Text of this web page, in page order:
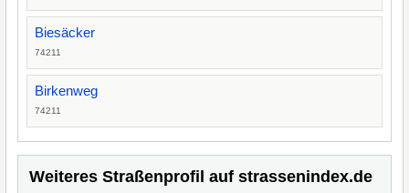
Biesäcker
74211
Birkenweg
74211
Weiteres Straßenprofil auf strassenindex.de